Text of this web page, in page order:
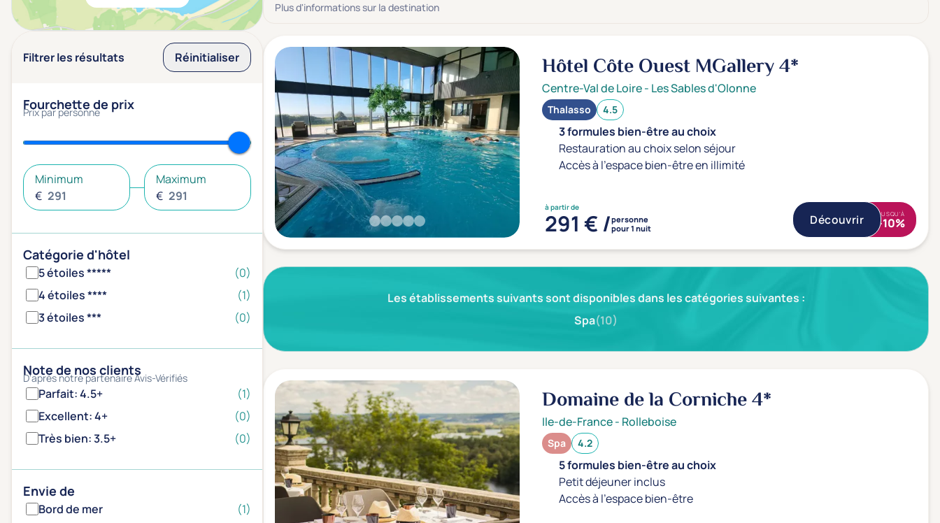
Filtrer les résultats Réinitialiser
Fourchette de prix
Prix par personne
Minimum
€
Maximum
€
Catégorie d'hôtel
5 étoiles *****
(0)
4 étoiles ****
(1)
3 étoiles ***
(0)
Note de nos clients
D'après notre partenaire Avis-Vérifiés
Parfait: 4.5+
(1)
Excellent: 4+
(0)
Très bien: 3.5+
(0)
Envie de
Bord de mer
(1)
Plus d'informations sur la destination
Hôtel Côte Ouest MGallery4*
Centre-Val de Loire- Les Sables d'Olonne
Thalasso 4.5
3 formules bien-être au choix
Restauration au choix selon séjour
Accès à l'espace bien-être en illimité
à partir de
291 € /personne
pour 1 nuit
Découvrir JUSQU'À
-10%
Les établissements suivants sont disponibles dans les catégories suivantes :
Spa(10)
Domaine de la Corniche4*
Ile-de-France- Rolleboise
Spa 4.2
5 formules bien-être au choix
Petit déjeuner inclus
Accès à l'espace bien-être